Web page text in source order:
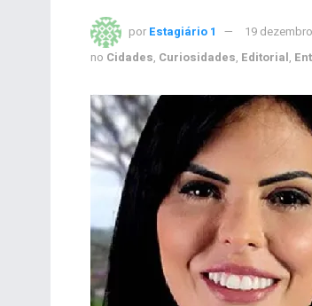
por Estagiário 1
19
no Cidades, Curiosidades, Editorial,